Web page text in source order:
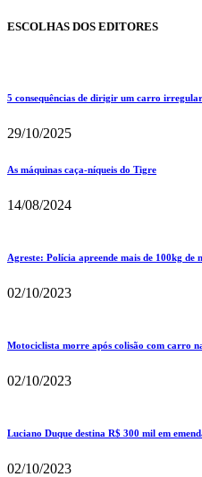
ESCOLHAS DOS EDITORES
5 consequências de dirigir um carro
29/10/2025
As máquinas caça-níqueis do Tigre
14/08/2024
Agreste: Polícia apreende mais de 100kg de
02/10/2023
Motociclista morre após colisão com carro
02/10/2023
Luciano Duque destina R$ 300 mil em
02/10/2023